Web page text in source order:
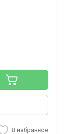
В избранное